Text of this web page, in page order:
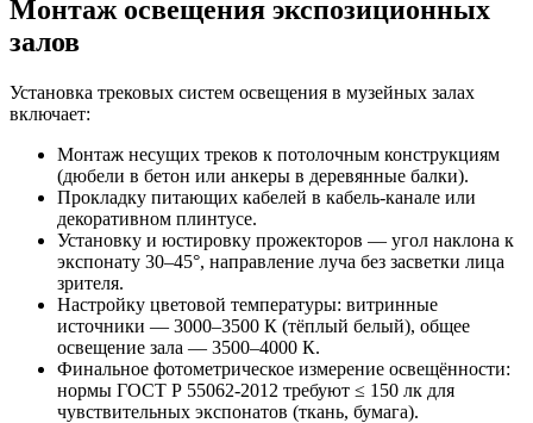
Монтаж освещения экспозиционных
залов
Установка трековых систем освещения в музейных залах
включает:
Монтаж несущих треков к потолочным конструкциям
(дюбели в бетон или анкеры в деревянные балки).
Прокладку питающих кабелей в кабель-канале или
декоративном плинтусе.
Установку и юстировку прожекторов — угол наклона к
экспонату 30–45°, направление луча без засветки лица
зрителя.
Настройку цветовой температуры: витринные
источники — 3000–3500 К (тёплый белый), общее
освещение зала — 3500–4000 К.
Финальное фотометрическое измерение освещённости:
нормы ГОСТ Р 55062-2012 требуют ≤ 150 лк для
чувствительных экспонатов (ткань, бумага).